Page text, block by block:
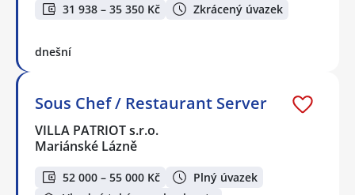
31 938 – 35 350 Kč Zkrácený úvazek
dnešní
Sous Chef / Restaurant Server
VILLA PATRIOT s.r.o.
Mariánské Lázně
52 000 – 55 000 Kč
Plný úvazek